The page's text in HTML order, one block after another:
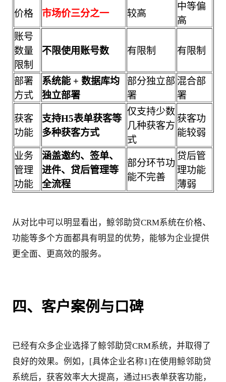
价格 市场价三分之一 较高
中等偏
高
账号
数量
限制
不限使用账号数 有限制 有限制
部署
方式
系统能 + 数据库均
独立部署
部分独立部
署
混合部
署
获客
功能
支持H5表单获客等
多种获客方式
仅支持少数
几种获客方
式
获客功
能较弱
业务
管理
功能
涵盖邀约、签单、
进件、贷后管理等
全流程
部分环节功
能不完善
贷后管
理功能
薄弱
从对比中可以明显看出，鲸邻助贷CRM系统在价格、
功能等多个方面都具有明显的优势，能够为企业提供
更全面、更高效的服务。
四、客户案例与口碑
已经有众多企业选择了鲸邻助贷CRM系统，并取得了
良好的效果。例如，[具体企业名称1]在使用鲸邻助贷
系统后，获客效率大大提高，通过H5表单获客功能，